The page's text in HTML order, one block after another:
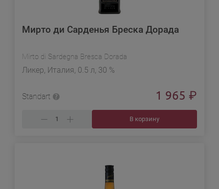
Мирто ди Сарденья Бреска Дорада
Mirto di Sardegna Bresca Dorada
Ликер, Италия, 0.5 л, 30 %
Standart 1 965 ₽
В корзину